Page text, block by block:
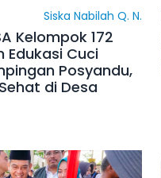
Siska Nabilah Q. N.
Kelompok 172
Edukasi Cuci
Posyandu,
di Desa